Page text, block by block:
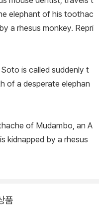
elephant of his toothac
a rhesus monkey. Repri
is called suddenly t
of a desperate elephan
of Mudambo, an A
kidnapped by a rhesus
품